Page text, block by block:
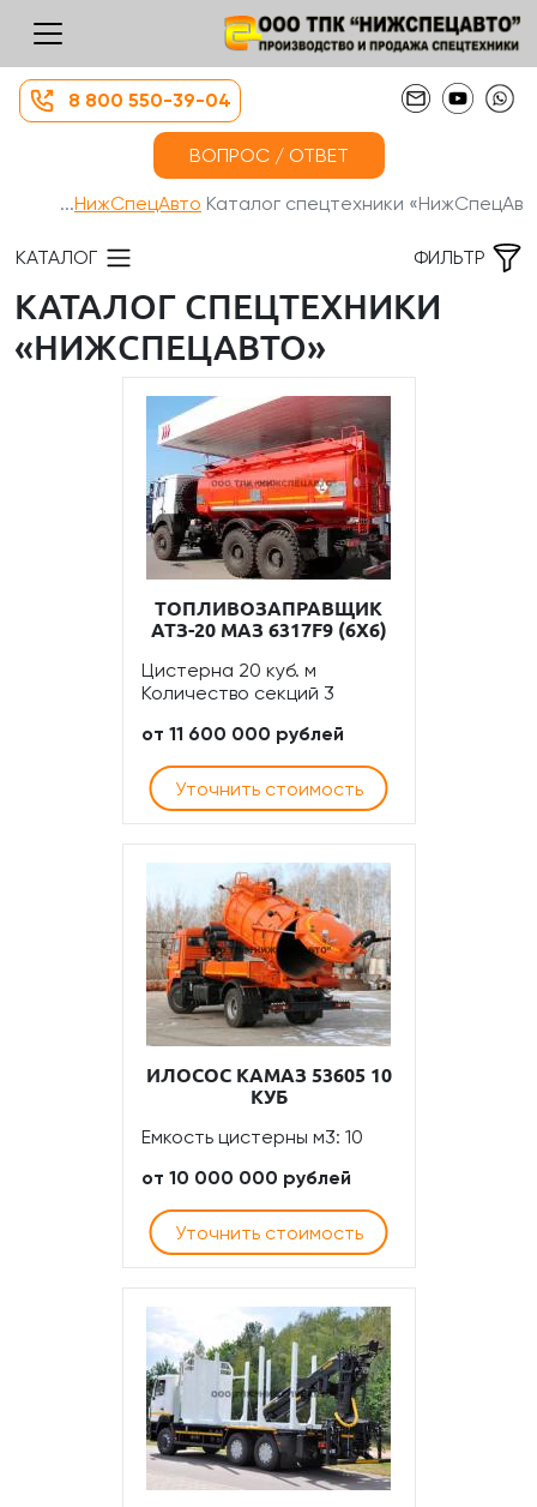
8 800 550-39-04
ВОПРОС / ОТВЕТ
НижСпецАвто Каталог спецтехники «НижСпецАв...
КАТАЛОГ ФИЛЬТР
КАТАЛОГ СПЕЦТЕХНИКИ
«НИЖСПЕЦАВТО»
ТОПЛИВОЗАПРАВЩИК
АТЗ-20 МАЗ 6317F9 (6Х6)
Цистерна 20 куб. м
Количество секций 3
от 11 600 000 рублей
Уточнить стоимость
ИЛОСОС КАМАЗ 53605 10
КУБ
Емкость цистерны м3: 10
от 10 000 000 рублей
Уточнить стоимость